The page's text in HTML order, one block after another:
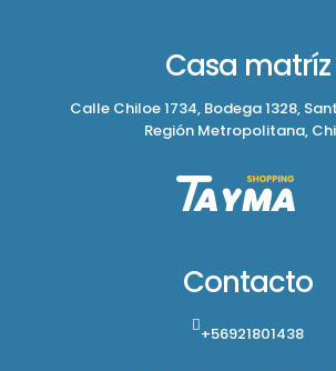
Casa matríz
Calle Chiloe 1734, Bodega 1328,
Región Metropolitana,
Contacto
+56921801438